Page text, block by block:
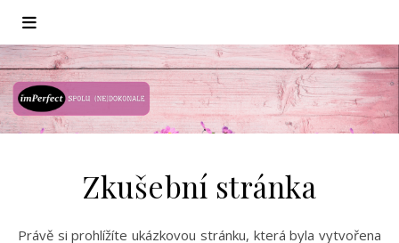
Zkušební stránka
Právě si prohlížíte ukázkovou stránku, která byla vytvořena